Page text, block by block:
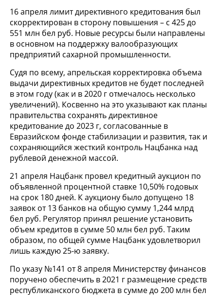
16 апреля лимит директивного кредитования был
скорректирован в сторону повышения – с 425 до
551 млн бел руб. Новые ресурсы были направлены
в основном на поддержку валообразующих
предприятий сахарной промышленности.
Судя по всему, апрельская корректировка объема
выдачи директивных кредитов не будет последней
в этом году (как и в 2020 г отмечалось несколько
увеличений). Косвенно на это указывают как планы
правительства сохранять директивное
кредитование до 2023 г, согласованные в
Евразийском фонде стабилизации и развития, так и
сохраняющийся жесткий контроль Нацбанка над
рублевой денежной массой.
21 апреля Нацбанк провел кредитный аукцион по
объявленной процентной ставке 10,50% годовых
на срок 180 дней. К аукциону было допущено 18
заявок от 13 банков на общую сумму 1,244 млрд
бел руб. Регулятор принял решение установить
объем кредитов в сумме 50 млн бел руб. Таким
образом, по общей сумме Нацбанк удовлетворил
лишь каждую 25-ю заявку.
По указу №141 от 8 апреля Министерству финансов
поручено обеспечить в 2021 г размещение средств
республиканского бюджета в сумме до 200 млн бел